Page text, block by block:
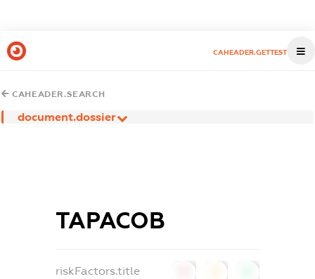
CAHEADER.GETTEST
CAHEADER.SEARCH
document.dossier
ТАРАСОВ
riskFactors.title